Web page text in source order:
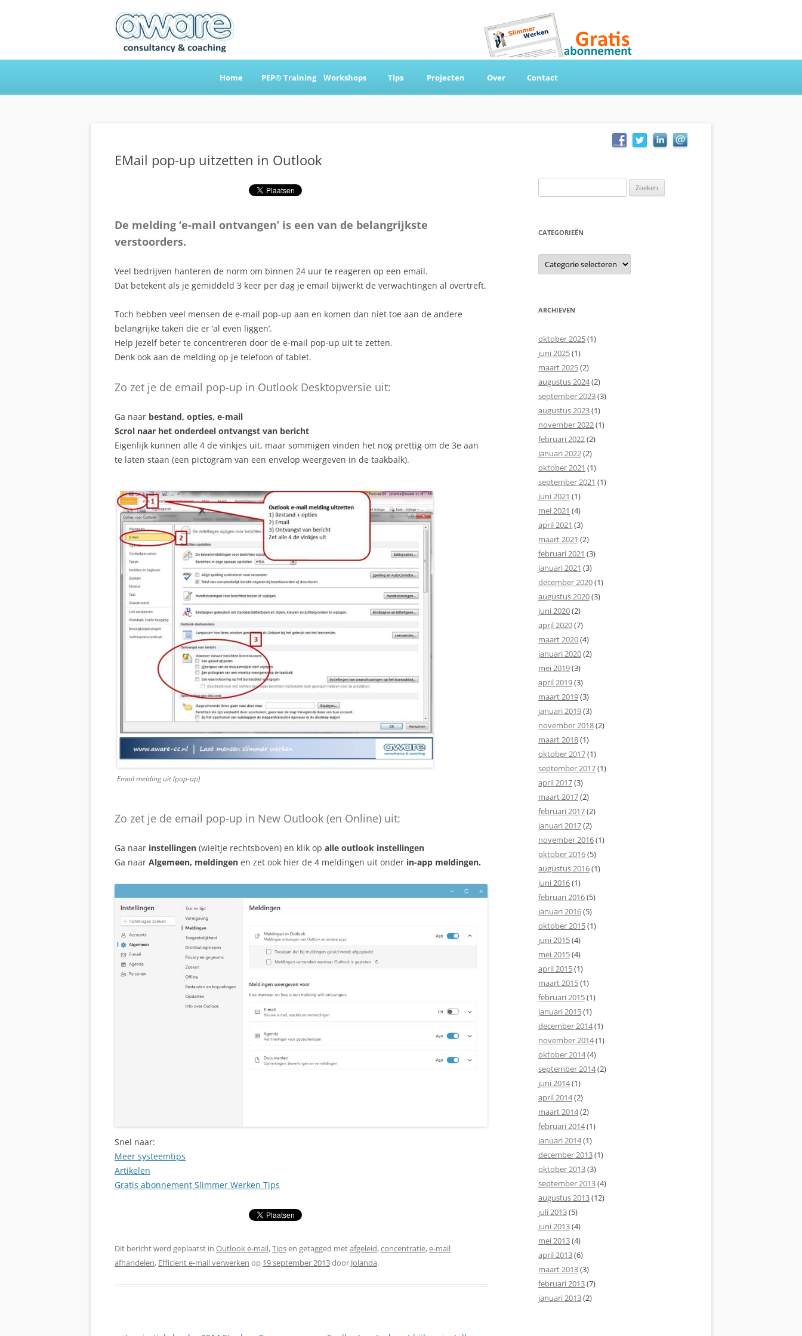
Ga
de
Home PEP® Training Workshops Tips Projecten Over Contact
Aware Consultancy & Coaching
EMail pop-up uitzetten in Outlook
De melding ‘e-mail ontvangen’ is een van de belangrijkste
verstoorders.
Veel bedrijven hanteren de norm om binnen 24 uur te reageren op een email.
Dat betekent als je gemiddeld 3 keer per dag je email bijwerkt de verwachtingen al overtreft.
Toch hebben veel mensen de e-mail pop-up aan en komen dan niet toe aan de andere
belangrijke taken die er ‘al even liggen’.
Help jezelf beter te concentreren door de e-mail pop-up uit te zetten.
Denk ook aan de melding op je telefoon of tablet.
Zo zet je de email pop-up in Outlook Desktopversie uit:
Ga naar bestand, opties, e-mail
Scrol naar het onderdeel ontvangst van bericht
Eigenlijk kunnen alle 4 de vinkjes uit, maar sommigen vinden het nog prettig om de 3e aan
te laten staan (een pictogram van een envelop weergeven in de taakbalk).
Email melding uit (pop-up)
Zo zet je de email pop-up in New Outlook (en Online) uit:
Ga naar instellingen (wieltje rechtsboven) en klik op alle outlook instellingen
Ga naar Algemeen, meldingen en zet ook hier de 4 meldingen uit onder in-app meldingen.
Snel naar:
Meer systeemtips
Artikelen
Gratis abonnement Slimmer Werken Tips
Dit bericht werd geplaatst in Outlook e-mail,Tipsen getagged metafgeleid,concentratie,e-mail
afhandelen, Efficient e-mail verwerken op 19 september 2013door Jolanda.
naar:
CATEGORIEËN
Categorieën
ARCHIEVEN
oktober 2025(1)
juni 2025(1)
maart 2025(2)
augustus 2024(2)
september 2023(3)
augustus 2023(1)
november 2022(1)
februari 2022(2)
januari 2022(2)
oktober 2021 (1)
september 2021 (1)
juni 2021 (1)
mei 2021 (4)
april 2021 (3)
maart 2021 (2)
februari 2021 (3)
januari 2021 (3)
december 2020(1)
augustus 2020(3)
juni 2020(2)
april 2020(7)
maart 2020(4)
januari 2020(2)
mei 2019(3)
april 2019(3)
maart 2019(3)
januari 2019(3)
november 2018(2)
maart 2018(1)
oktober 2017(1)
september 2017(1)
april 2017(3)
maart 2017(2)
februari 2017(2)
januari 2017(2)
november 2016(1)
oktober 2016(5)
augustus 2016(1)
juni 2016(1)
februari 2016(5)
januari 2016(5)
oktober 2015(1)
juni 2015(4)
mei 2015(4)
april 2015(1)
maart 2015(1)
februari 2015(1)
januari 2015(1)
december 2014(1)
november 2014(1)
oktober 2014(4)
september 2014(2)
juni 2014(1)
april 2014(2)
maart 2014(2)
februari 2014(1)
januari 2014(1)
december 2013(1)
oktober 2013(3)
september 2013(4)
augustus 2013(12)
juli 2013(5)
juni 2013(4)
mei 2013(4)
april 2013(6)
maart 2013(3)
februari 2013(7)
januari 2013(2)